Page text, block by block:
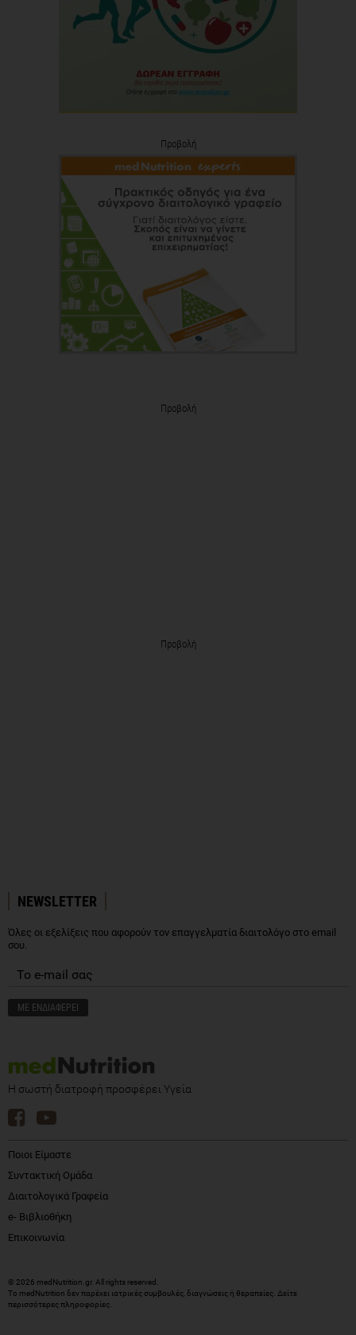
Προβολή
Προβολή
Προβολή
NEWSLETTER
Όλες οι εξελίξεις που αφορούν τον επαγγελματία διαιτολόγο στο email
σου.
Η σωστή διατροφή προσφέρει Υγεία
Ποιοι Είμαστε
Συντακτική Ομάδα
Διαιτολογικά Γραφεία
e- Βιβλιοθήκη
Επικοινωνία
© 2026 medNutrition.gr. All rights reserved.
Το medNutrition δεν παρέχει ιατρικές συμβουλές, διαγνώσεις ή θεραπείες. Δείτε
περισσότερες πληροφορίες